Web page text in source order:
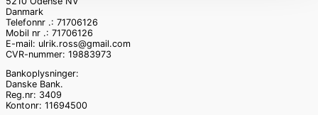
Danmark
Telefonnr .: 71706126
Mobil nr .: 71706126
E-mail: ulrik.ross@gmail.com
CVR-nummer: 19883973
Bankoplysninger:
Danske Bank.
Reg.nr: 3409
Kontonr: 11694500